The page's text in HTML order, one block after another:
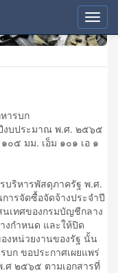
ารบก
งบประมาณ พ.ศ. ๒๕๖๕
๕ มม. เอ็ม ๑๐๑ เอ ๑
บริหารพัสดุภาครัฐ พ.ศ.
ารจัดซื้อจัดจ้างประจำปี
นเทศของกรมบัญชีกลาง
งกำหนด และให้ปิด
งหน่วยงานของรัฐ นั้น
ขอประกาศเผยแพร่
ศ ๒๕๖๕ ตามเอกสารที่